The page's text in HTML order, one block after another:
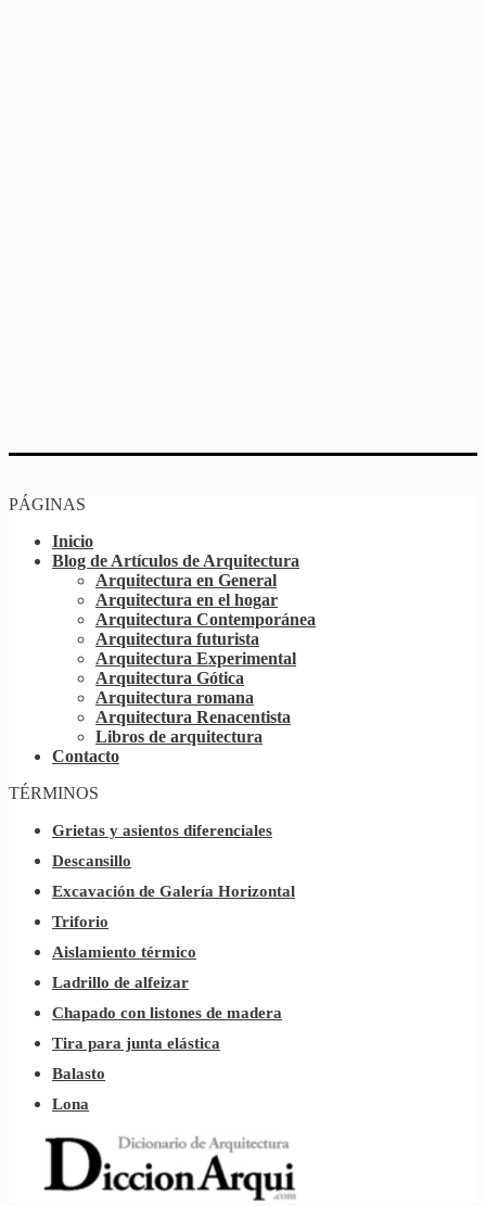
PÁGINAS
Inicio
Blog de Artículos de Arquitectura
Arquitectura en General
Arquitectura en el hogar
Arquitectura Contemporánea
Arquitectura futurista
Arquitectura Experimental
Arquitectura Gótica
Arquitectura romana
Arquitectura Renacentista
Libros de arquitectura
Contacto
TÉRMINOS
Grietas y asientos diferenciales
Descansillo
Excavación de Galería Horizontal
Triforio
Aislamiento térmico
Ladrillo de alfeizar
Chapado con listones de madera
Tira para junta elástica
Balasto
Lona